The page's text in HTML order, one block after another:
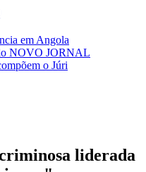
em Angola
NOVO JORNAL
o Júri
liderada